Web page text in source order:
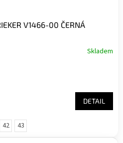
V1466-00 ČERNÁ
Skladem
DETAIL
42 43